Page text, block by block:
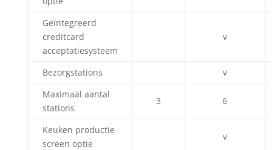
Geïntegreerd
creditcard
acceptatiesysteem
v
Bezorgstations
v
Maximaal aantal
stations
3 6
Keuken productie
screen optie
v